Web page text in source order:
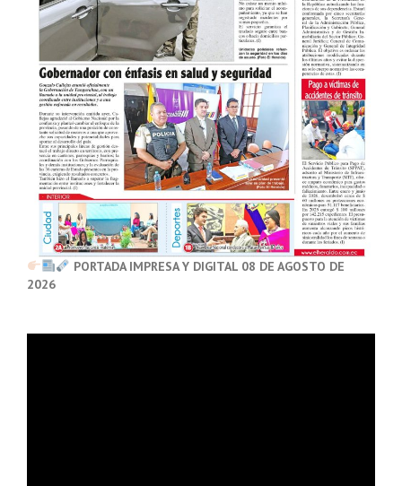
PORTADA IMPRESA Y DIGITAL 08 DE AGOSTO DE
2026